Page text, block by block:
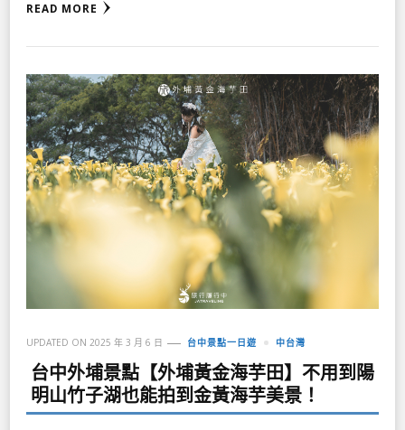
READ MORE
UPDATED ON 2025 年 3 月 6 日 台中景點一日遊 中台灣
台中外埔景點【外埔黃金海芋田】不用到陽
明山竹子湖也能拍到金黃海芋美景！